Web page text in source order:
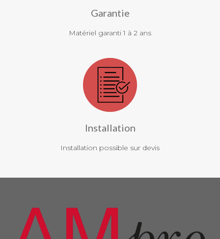
Garantie
Matériel garanti 1 à 2 ans
Installation
Installation possible sur devis